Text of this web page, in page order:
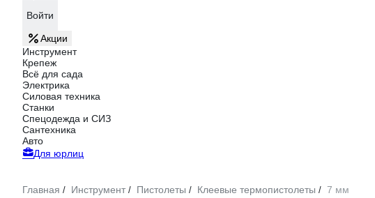
Войти
Акции
Инструмент
Крепеж
Всё для сада
Электрика
Силовая техника
Станки
Спецодежда и СИЗ
Сантехника
Авто
Для юрлиц
Главная / Инструмент / Пистолеты / Клеевые термопистолеты / 7 мм